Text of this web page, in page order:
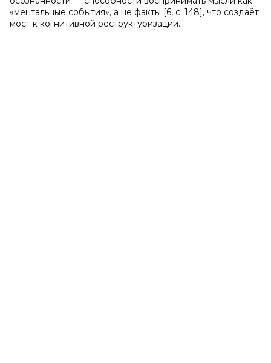
«ментальные события», а не факты [6, с. 148], что создаёт
мост к когнитивной реструктуризации.